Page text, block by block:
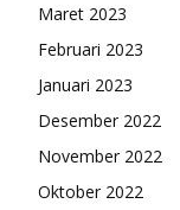
Maret 2023
Februari 2023
Januari 2023
Desember 2022
November 2022
Oktober 2022